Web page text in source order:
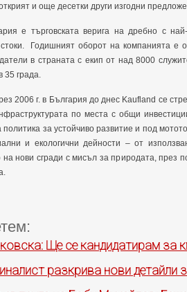
и още десетки други изгодни
е търговската верига на дребно с
Годишният оборот на компанията е
в страната с екип от над 8000
35 града.
2006 г. в България до днес Kaufland се
по места с общи
политика за устойчиво развитие и под
и екологични дейности – от
на нови сгради с мисъл за природата, през
Ще се кандидатирам за
разкрива нови детайли